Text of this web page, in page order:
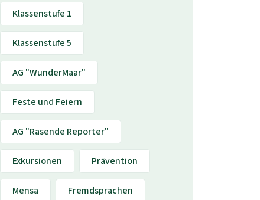
Klassenstufe 1
Klassenstufe 5
AG "WunderMaar"
Feste und Feiern
AG "Rasende Reporter"
Exkursionen Prävention
Mensa Fremdsprachen